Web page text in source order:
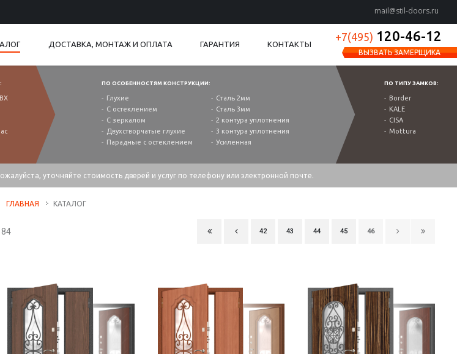
mail@stil-doors.ru
ДОСТАВКА, МОНТАЖ И ОПЛАТА ГАРАНТИЯ КОНТАКТЫ
+7(495) 120-46-12
ВЫЗВАТЬ ЗАМЕРЩИКА
ПО ОСОБЕННОСТЯМ КОНСТРУКЦИИ:
Глухие
С остеклением
С зеркалом
Двухстворчатые глухие
Парадные с остеклением
Сталь 2мм
Сталь 3мм
2 контура уплотнения
3 контура уплотнения
Усиленная
ПО ТИПУ ЗАМКОВ:
Border
KALE
CISA
Mottura
уточняйте стоимость дверей и услуг по телефону или электронной почте.
ГЛАВНАЯ КАТАЛОГ
42 43 44 45 46